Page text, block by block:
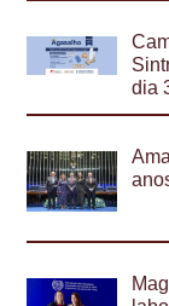
dia